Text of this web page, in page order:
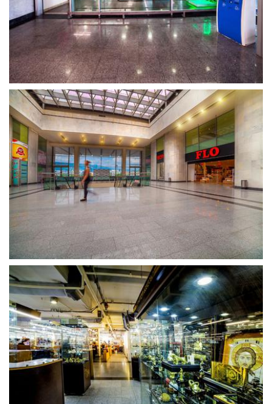
გახსნა
გახსნა
გახსნა